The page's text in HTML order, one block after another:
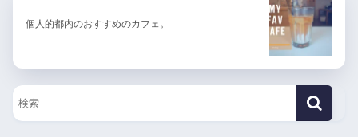
個人的都内のおすすめのカフェ。